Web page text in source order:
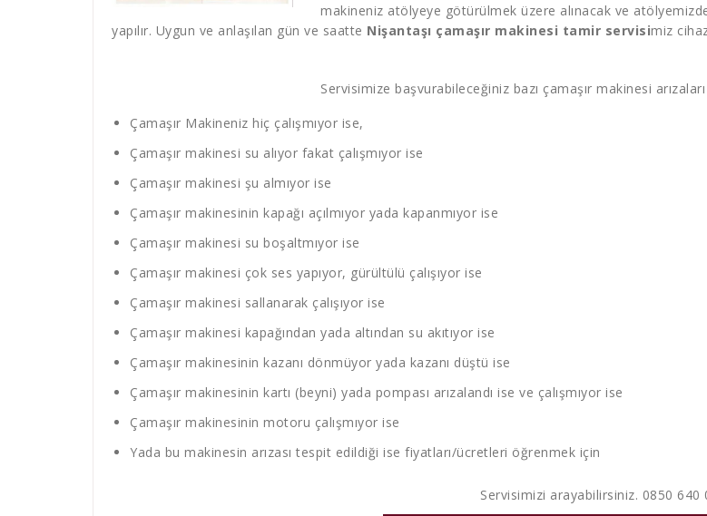
makineniz atölyeye götürülmek üzere alınacak ve
yapılır. Uygun ve anlaşılan gün ve saatte Nişantaşı çamaşır makinesi tamir servisimiz
Servisimize başvurabileceğiniz bazı çamaşır makinesi arızaları
Çamaşır Makineniz hiç çalışmıyor ise,
Çamaşır makinesi su alıyor fakat çalışmıyor ise
Çamaşır makinesi şu almıyor ise
Çamaşır makinesinin kapağı açılmıyor yada kapanmıyor ise
Çamaşır makinesi su boşaltmıyor ise
Çamaşır makinesi çok ses yapıyor, gürültülü çalışıyor ise
Çamaşır makinesi sallanarak çalışıyor ise
Çamaşır makinesi kapağından yada altından su akıtıyor ise
Çamaşır makinesinin kazanı dönmüyor yada kazanı düştü ise
Çamaşır makinesinin kartı (beyni) yada pompası arızalandı ise ve çalışmıyor ise
Çamaşır makinesinin motoru çalışmıyor ise
Yada bu makinesin arızası tespit edildiği ise fiyatları/ücretleri öğrenmek için
Servisimizi arayabilirsiniz. 0850 640